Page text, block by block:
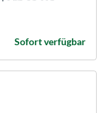
Sofort verfügbar